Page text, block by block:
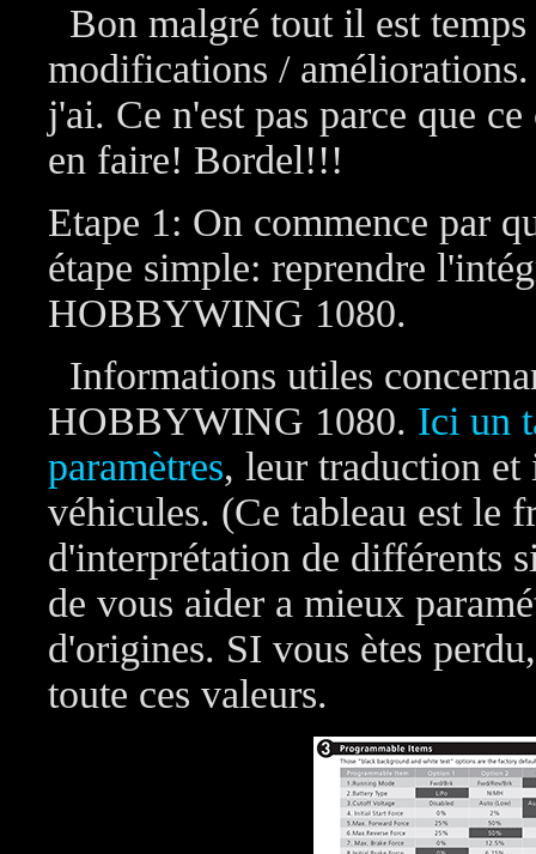
Bon malgré tout il est
modifications / améliorations.
j'ai. Ce n'est pas parce que
en faire! Bordel!!!
Etape 1: On commence par
étape simple: reprendre
HOBBYWING 1080.
Informations utiles
HOBBYWING 1080. Ici un
paramètres, leur traduction et
véhicules. (Ce tableau est le
d'interprétation de différents
de vous aider a mieux
d'origines. SI vous ètes
toute ces valeurs.